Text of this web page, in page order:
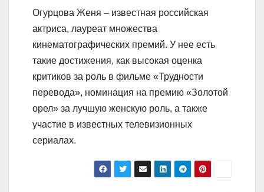
Огурцова Женя – известная российская
актриса, лауреат множества
кинематографических премий. У нее есть
такие достижения, как высокая оценка
критиков за роль в фильме «Трудности
перевода», номинация на премию «Золотой
орел» за лучшую женскую роль, а также
участие в известных телевизионных
сериалах.